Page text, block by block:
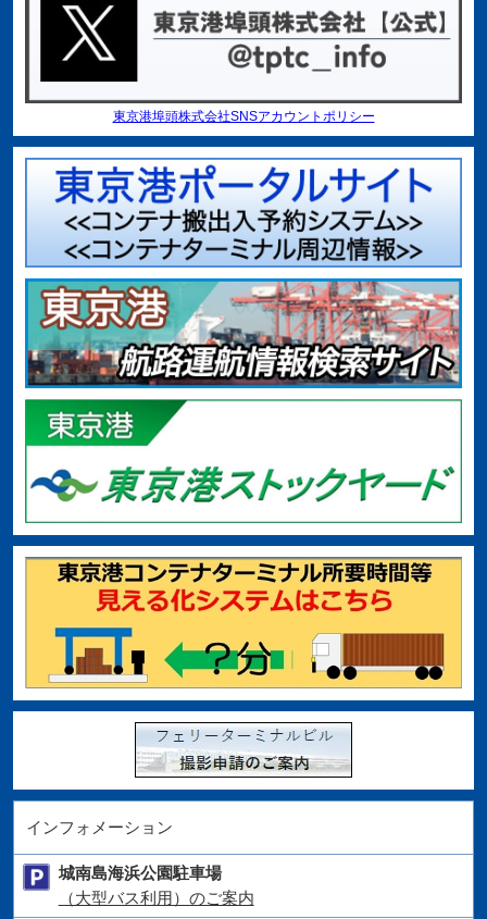
東京港埠頭株式会社SNSアカウントポリシー
インフォメーション
城南島海浜公園駐車場
（大型バス利用）のご案内